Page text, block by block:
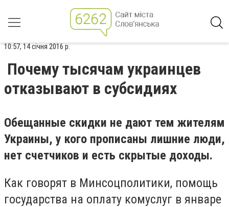
10:57, 14 січня 2016 р.
Почему тысячам украинцев
отказывают в субсидиях
Обещанные скидки не дают тем жителям
Украины, у кого прописаны лишние люди,
нет счетчиков и есть скрытые доходы.
Как говорят в Минсоцполитики, помощь
государства на оплату комуслуг в январе